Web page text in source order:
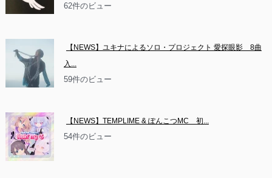
62件のビュー
【NEWS】ユキナによるソロ・プロジェクト 愛探眼影　8曲
入...
59件のビュー
【NEWS】TEMPLIME & ぽんこつMC　初...
54件のビュー